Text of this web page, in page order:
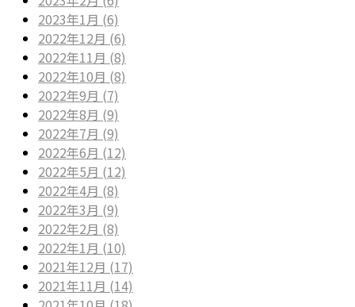
2023年1月 (6)
2022年12月 (6)
2022年11月 (8)
2022年10月 (8)
2022年9月 (7)
2022年8月 (9)
2022年7月 (9)
2022年6月 (12)
2022年5月 (12)
2022年4月 (8)
2022年3月 (9)
2022年2月 (8)
2022年1月 (10)
2021年12月 (17)
2021年11月 (14)